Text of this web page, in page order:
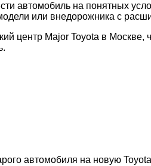
автомобиль на понятных
или внедорожника с
центр Major Toyota в
автомобиля на новую Toyota